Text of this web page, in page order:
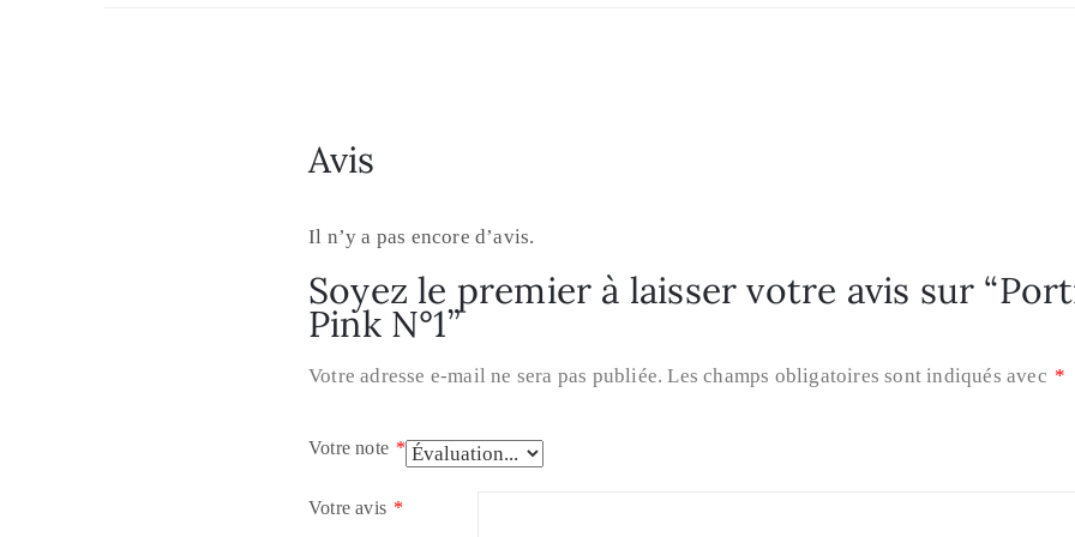
Avis
Il n’y a pas encore d’avis.
Soyez le premier à laisser votre avis sur
Pink N°1”
Votre adresse e-mail ne sera pas publiée. Les champs obligatoires sont indiqués avec *
Votre note *
Votre avis *